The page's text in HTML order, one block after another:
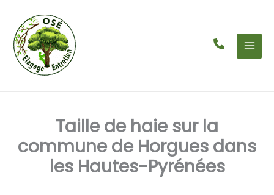
contenu
Taille de haie sur la
commune de Horgues dans
les Hautes-Pyrénées